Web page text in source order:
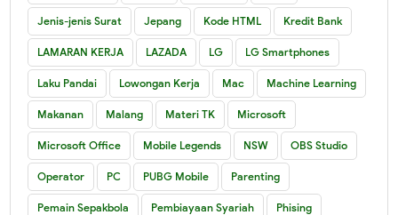
Jenis-jenis Surat Jepang Kode HTML Kredit Bank
LAMARAN KERJA LAZADA LG LG Smartphones
Laku Pandai Lowongan Kerja Mac Machine Learning
Makanan Malang Materi TK Microsoft
Microsoft Office Mobile Legends NSW OBS Studio
Operator PC PUBG Mobile Parenting
Pemain Sepakbola Pembiayaan Syariah Phising